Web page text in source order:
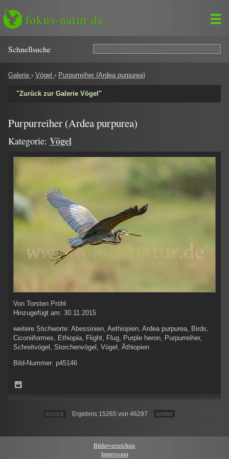
fokus-natur.de
Schnell­suche
Galerie › Vögel › Purpurreiher (Ardea purpurea)
"Zurück zur Galerie Vögel"
Purpurreiher (Ardea purpurea)
Kategorie: Vögel
Von Torsten Pröhl
Hinzugefügt am: 30.11.2015
weitere Stichworte: Abessinien, Aethiopien, Ardea purpurea, Birds,
Ciconiiformes, Ethiopia, Flight, Flug, Purple heron, Purpurreiher,
Schreitvögel, Storchenvögel, Vögel, Äthiopien
Bild-Nummer: p45146
zurück Ergebnis 15265 von 46297 weiter
Bilderverzeichnis
Impressum